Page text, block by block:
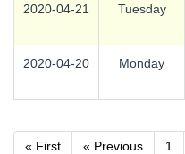
2020-04-21 Tuesday
2020-04-20 Monday
« First « Previous 1